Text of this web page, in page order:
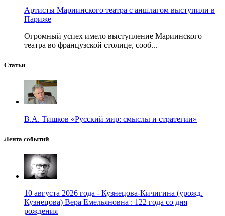
Артисты Мариинского театра с аншлагом выступили в
Париже
Огромный успех имело выступление Мариинского
театра во французской столице, сооб...
Статьи
В.А. Тишков «Русский мир: смыслы и стратегии»
Лента событий
10 августа 2026 года - Кузнецова-Кичигина (урожд.
Кузнецова) Вера Емельяновна : 122 года со дня
рождения